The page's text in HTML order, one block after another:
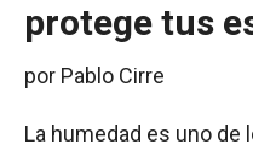
protege tus
por Pablo Cirre
La humedad es uno